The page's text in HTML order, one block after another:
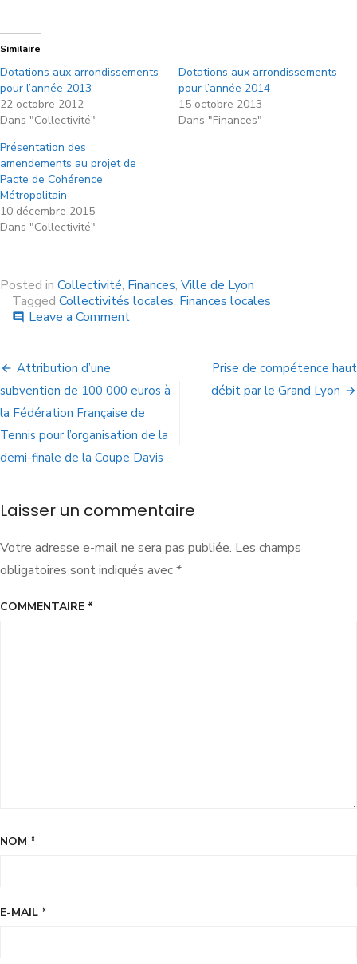
Similaire
Dotations aux arrondissements
pour l’année 2013
22 octobre 2012
Dans "Collectivité"
Dotations aux arrondissements
pour l’année 2014
15 octobre 2013
Dans "Finances"
Présentation des
amendements au projet de
Pacte de Cohérence
Métropolitain
10 décembre 2015
Dans "Collectivité"
Posted in Collectivité, Finances, Ville de Lyon
Tagged Collectivités locales, Finances locales
comment Leave a Comment
Attribution d’une
subvention de 100 000 euros à
la Fédération Française de
Tennis pour l’organisation de la
demi-finale de la Coupe Davis
Prise de compétence haut
débit par le Grand Lyon
Laisser un commentaire
Votre adresse e-mail ne sera pas publiée. Les champs
obligatoires sont indiqués avec*
COMMENTAIRE *
NOM *
E-MAIL *